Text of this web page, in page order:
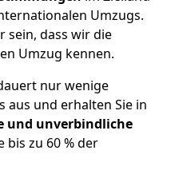
Umzugs.
sein, dass wir die
Umzug kennen.
nur wenige
aus und erhalten Sie in
und unverbindliche
bis zu 60 % der